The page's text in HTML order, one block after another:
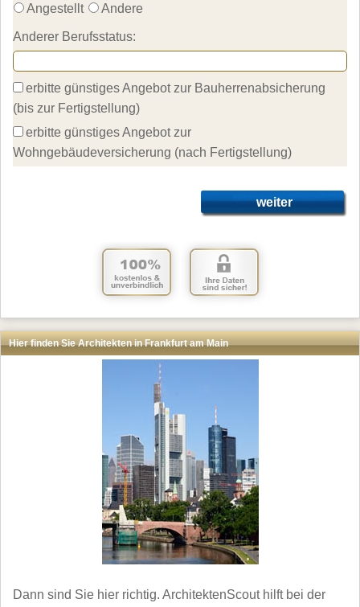
Angestellt
Andere
Anderer Berufsstatus:
erbitte günstiges Angebot zur Bauherrenabsicherung
(bis zur Fertigstellung)
erbitte günstiges Angebot zur
Wohngebäudeversicherung (nach Fertigstellung)
weiter
Hier finden Sie Architekten in Frankfurt am Main
Dann sind Sie hier richtig. ArchitektenScout hilft bei der